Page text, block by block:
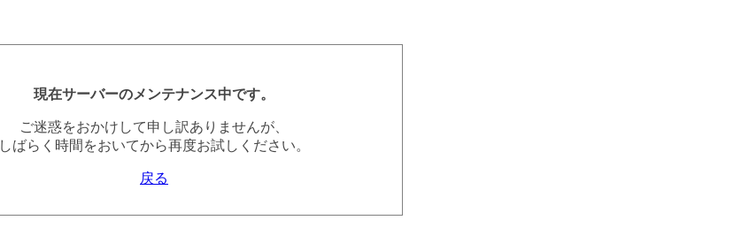
現在サーバーのメンテナンス中です。
ご迷惑をおかけして申し訳ありませんが、
しばらく時間をおいてから再度お試しください。
戻る